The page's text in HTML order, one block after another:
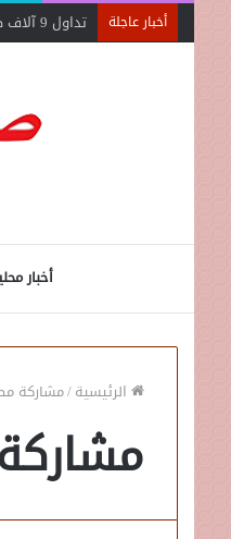
أخبار عاجلة تداول 9 آلاف طن و513 شاحنة بضائع عامة ومتنوعة بموانئ البحر الأحمر
أخبار
الرئيسية/مشاركة